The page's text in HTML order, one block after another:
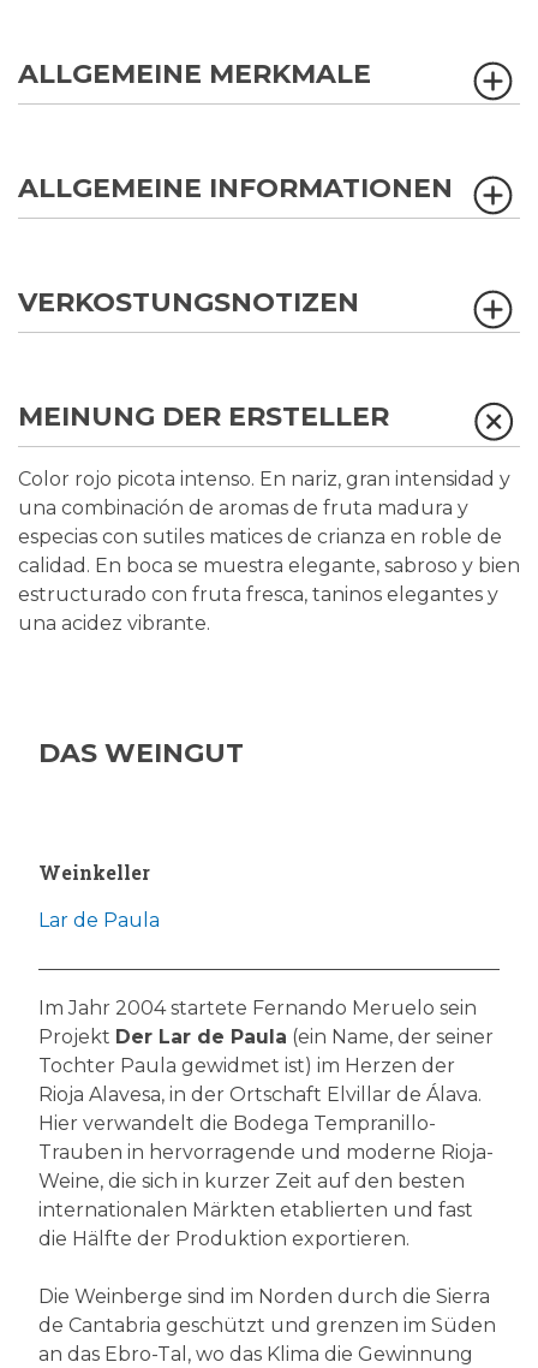
ALLGEMEINE MERKMALE
ALLGEMEINE INFORMATIONEN
VERKOSTUNGSNOTIZEN
MEINUNG DER ERSTELLER
Color rojo picota intenso. En nariz, gran intensidad y
una combinación de aromas de fruta madura y
especias con sutiles matices de crianza en roble de
calidad. En boca se muestra elegante, sabroso y bien
estructurado con fruta fresca, taninos elegantes y
una acidez vibrante.
DAS WEINGUT
Weinkeller
Lar de Paula
Im Jahr 2004 startete Fernando Meruelo sein
Projekt Der Lar de Paula (ein Name, der seiner
Tochter Paula gewidmet ist) im Herzen der
Rioja Alavesa, in der Ortschaft Elvillar de Álava.
Hier verwandelt die Bodega Tempranillo-
Trauben in hervorragende und moderne Rioja-
Weine, die sich in kurzer Zeit auf den besten
internationalen Märkten etablierten und fast
die Hälfte der Produktion exportieren.
Die Weinberge sind im Norden durch die Sierra
de Cantabria geschützt und grenzen im Süden
an das Ebro-Tal, wo das Klima die Gewinnung